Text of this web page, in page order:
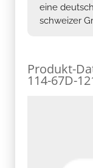
eine
schweizer
Produkt-
114-67D-